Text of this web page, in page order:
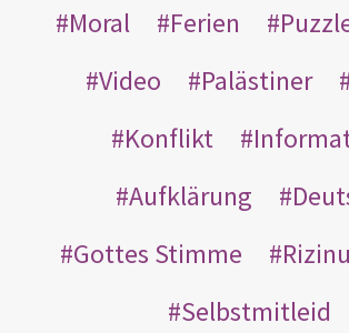
Moral
Ferien
Video
Palästiner
Konflikt
Aufklärung
Gottes Stimme
Selbstmitleid